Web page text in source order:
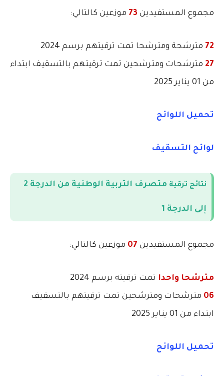
مجموع المستفيدين 73 موزعين كالتالي:
72 مترشحة ومترشحا تمت ترقيتهم برسم 2024
27 مترشحات ومترشحين تمت ترقيتهم بالتسقيف ابتداء
من 01 يناير 2025
تحميل اللوائح
لوائح التسقيف
نتائج ترقية متصرف التربية الوطنية من الدرجة 2
إلى الدرجة 1
مجموع المستفيدين 07 موزعين كالتالي:
مترشحا واحدا تمت ترقيته برسم 2024
06 مترشحات ومترشحين تمت ترقيتهم بالتسقيف
ابتداء من 01 يناير 2025
تحميل اللوائح